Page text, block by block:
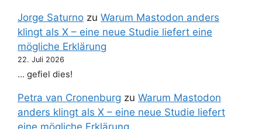
Jorge Saturno zu Warum Mastodon anders
klingt als X – eine neue Studie liefert eine
mögliche Erklärung
22. Juli 2026
… gefiel dies!
Petra van Cronenburg zu Warum Mastodon
anders klingt als X – eine neue Studie liefert